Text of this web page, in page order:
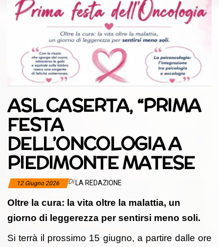
ASL CASERTA, “PRIMA
FESTA
DELL’ONCOLOGIA A
PIEDIMONTE MATESE
12 Giugno 2026 Di LA REDAZIONE
Oltre la cura: la vita oltre la malattia, un
giorno di leggerezza per sentirsi meno soli.
Si terrà il prossimo 15 giugno, a partire dalle ore